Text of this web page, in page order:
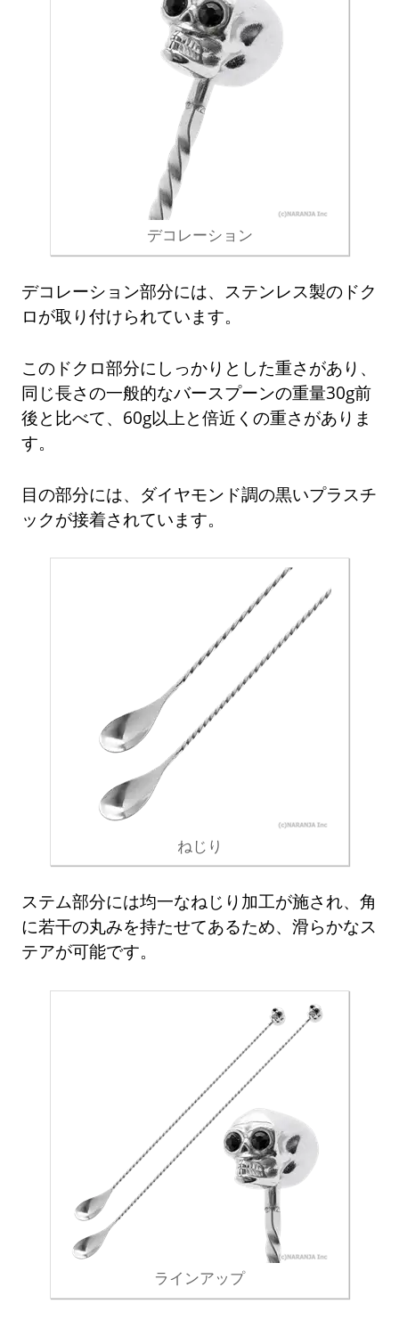
デコレーション
デコレーション部分には、ステンレス製のドク
ロが取り付けられています。
このドクロ部分にしっかりとした重さがあり、
同じ長さの一般的なバースプーンの重量30g前
後と比べて、60g以上と倍近くの重さがありま
す。
目の部分には、ダイヤモンド調の黒いプラスチ
ックが接着されています。
ねじり
ステム部分には均一なねじり加工が施され、角
に若干の丸みを持たせてあるため、滑らかなス
テアが可能です。
ラインアップ